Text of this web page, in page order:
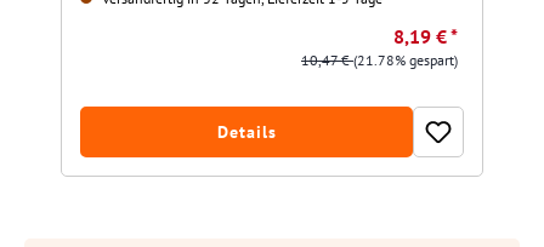
8,19 € *
10,47 €(21.78% gespart)
Details